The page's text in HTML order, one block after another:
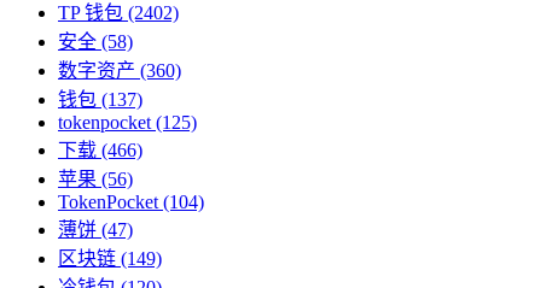
TP 钱包 (2402)
安全 (58)
数字资产 (360)
钱包 (137)
tokenpocket (125)
下载 (466)
苹果 (56)
TokenPocket (104)
薄饼 (47)
区块链 (149)